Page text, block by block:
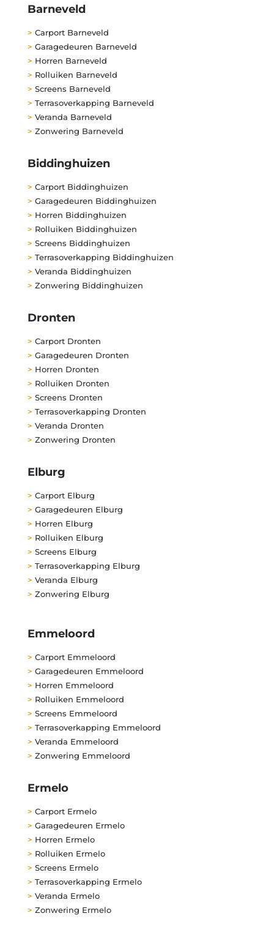
Barneveld
> Carport Barneveld
> Garagedeuren Barneveld
> Horren Barneveld
> Rolluiken Barneveld
> Screens Barneveld
> Terrasoverkapping Barneveld
> Veranda Barneveld
> Zonwering Barneveld
Biddinghuizen
> Carport Biddinghuizen
> Garagedeuren Biddinghuizen
> Horren Biddinghuizen
> Rolluiken Biddinghuizen
> Screens Biddinghuizen
> Terrasoverkapping Biddinghuizen
> Veranda Biddinghuizen
> Zonwering Biddinghuizen
Dronten
> Carport Dronten
> Garagedeuren Dronten
> Horren Dronten
> Rolluiken Dronten
> Screens Dronten
> Terrasoverkapping Dronten
> Veranda Dronten
> Zonwering Dronten
Elburg
> Carport Elburg
> Garagedeuren Elburg
> Horren Elburg
> Rolluiken Elburg
> Screens Elburg
> Terrasoverkapping Elburg
> Veranda Elburg
> Zonwering Elburg
Emmeloord
> Carport Emmeloord
> Garagedeuren Emmeloord
> Horren Emmeloord
> Rolluiken Emmeloord
> Screens Emmeloord
> Terrasoverkapping Emmeloord
> Veranda Emmeloord
> Zonwering Emmeloord
Ermelo
> Carport Ermelo
> Garagedeuren Ermelo
> Horren Ermelo
> Rolluiken Ermelo
> Screens Ermelo
> Terrasoverkapping Ermelo
> Veranda Ermelo
> Zonwering Ermelo